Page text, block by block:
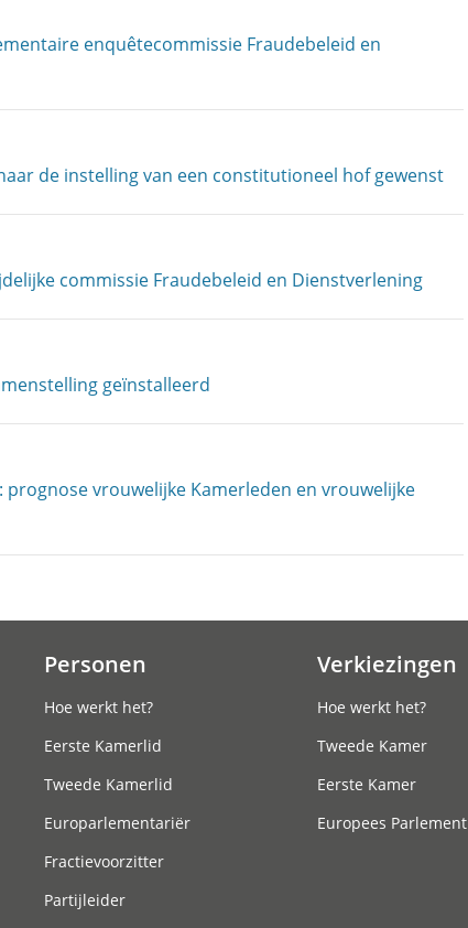
enquête­commissie Fraudebeleid en
de instelling van een constitutioneel hof gewenst
commissie Fraude­beleid en Dienst­verlening
geïnstalleerd
vrouwelijke Kamerleden en vrouwelijke
Personen
Hoe werkt het?
Eerste Kamerlid
Tweede Kamerlid
Europarlementariër
Fractievoorzitter
Partijleider
Verkiezingen
Hoe werkt het?
Tweede Kamer
Eerste Kamer
Europees Parlement